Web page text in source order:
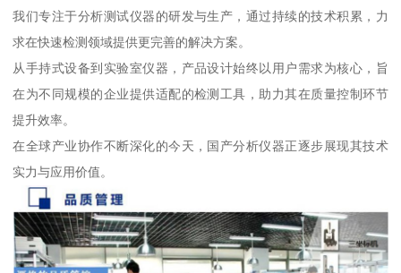
我们专注于分析测试仪器的研发与生产，通过持续的技术积累，力
求在快速检测领域提供更完善的解决方案。
从手持式设备到实验室仪器，产品设计始终以用户需求为核心，旨
在为不同规模的企业提供适配的检测工具，助力其在质量控制环节
提升效率。
在全球产业协作不断深化的今天，国产分析仪器正逐步展现其技术
实力与应用价值。